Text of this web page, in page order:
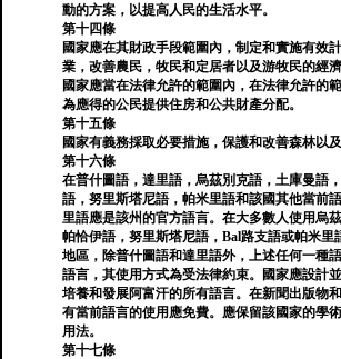
動的方案，以提高人民的生活水平。
第十四條
國家應在其財政手段範圍內，制定和實施有效
業，改善農民，牧民和定居者以及游牧民的經
國家應當在法律允許的範圍內，在法律允許的
為應得的公民提供住房和公共財產分配。
第十五條
國家有義務採取必要措施，保護和改善森林以及
第十六條
在普什圖語，達里語，烏茲別克語，土庫曼語
語，努里斯塔尼語，帕米里語和該國其他當前
里語應是該州的官方語言。在大多數人使用烏
帕恰伊語，努里斯塔尼語，Bal路支語或帕米里
地區，除普什圖語和達里語外，上述任何一種
語言，其使用方式為受法律約束。國家應設計
培養和發展阿富汗的所有語言。在新聞出版物
有當前語言的使用應免費。應保留該國家的學
用法。
第十七條